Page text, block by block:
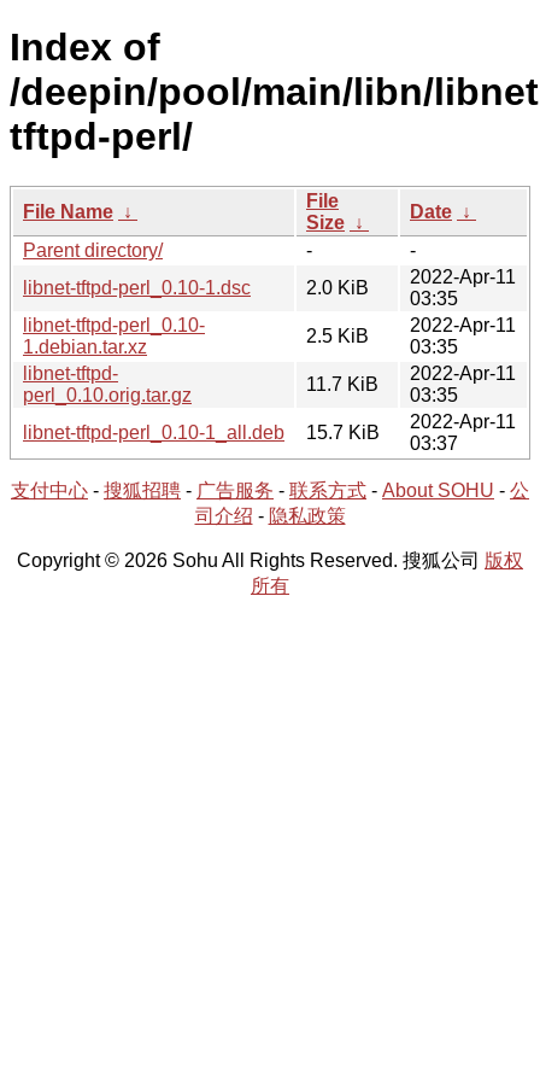
Index of
/deepin/pool/main/libn/
tftpd-perl/
File Name ↓
File
Size ↓
Date ↓
Parent directory/
-
-
libnet-tftpd-perl_0.10-1.dsc
2.0 KiB
2022-Apr-11
03:35
libnet-tftpd-perl_0.10-
1.debian.tar.xz
2.5 KiB
2022-Apr-11
03:35
libnet-tftpd-
perl_0.10.orig.tar.gz
11.7 KiB
2022-Apr-11
03:35
libnet-tftpd-perl_0.10-1_all.deb
15.7 KiB
2022-Apr-11
03:37
支付中心 - 搜狐招聘 - 广告服务 - 联系方式 - About SOHU - 公
司介绍 - 隐私政策
Copyright © 2026 Sohu All Rights Reserved. 搜狐公司 版权
所有